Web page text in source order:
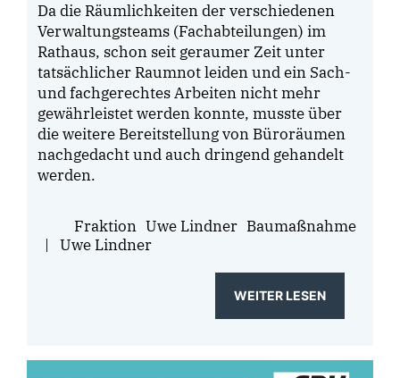
Da die Räumlichkeiten der verschiedenen
Verwaltungsteams (Fachabteilungen) im
Rathaus, schon seit geraumer Zeit unter
tatsächlicher Raumnot leiden und ein Sach-
und fachgerechtes Arbeiten nicht mehr
gewährleistet werden konnte, musste über
die weitere Bereitstellung von Büroräumen
nachgedacht und auch dringend gehandelt
werden.
Fraktion Uwe Lindner Baumaßnahme
|
Uwe Lindner
WEITER LESEN